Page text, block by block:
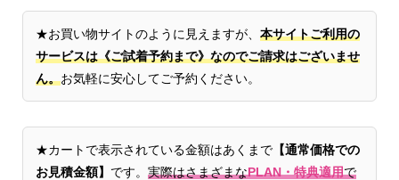
★お買い物サイトのように見えますが、 本サイトご利用の
サービスは《ご試着予約まで》なのでご請求はございませ
ん。お気軽に安心してご予約ください。
★カートで表示されている金額はあくまで【通常価格での
お見積金額】 です。 実際はさまざまなPLAN・特典適用で